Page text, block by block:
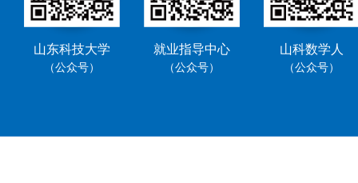
山东科技大学
（公众号）
就业指导中心
（公众号）
山科数学人
（公众号）